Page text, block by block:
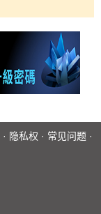
· 隐私权 · 常见问题 ·